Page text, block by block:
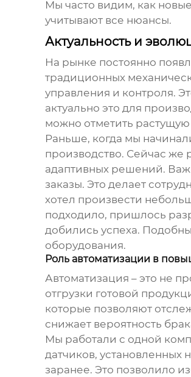
Мы часто видим, как
учитывают все нюансы.
Актуальность и
На рынке постоянно
традиционных
управления и контроля.
актуально это для
можно отметить
Раньше, когда мы
производство. Сейчас же
адаптивных решений.
заказы. Это делает
хотел произвести
подходило, пришлось
добились успеха.
оборудования.
Роль автоматизации в
Автоматизация – это не
отгрузки готовой
которые позволяют
снижает вероятность
Мы работали с одной
датчиков, установленных
заранее. Это позволило